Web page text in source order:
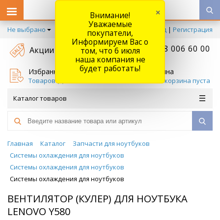
Не выбрано Вход | Регистрация
Акции +7 778 006 60 00
Избранное
Товаров (
Корзина
Ваша корзина пуста
Каталог товаров
Главная Каталог
Запчасти для ноутбуков
Системы охлаждения для ноутбуков
Системы охлаждения для ноутбуков
Системы охлаждения для ноутбуков
ВЕНТИЛЯТОР (КУЛЕР) ДЛЯ НОУТБУКА
LENOVO Y580
Внимание!
Уважаемые
покупатели,
Информируем Вас о
том, что 6 июля
наша компания не
будет работать!
×